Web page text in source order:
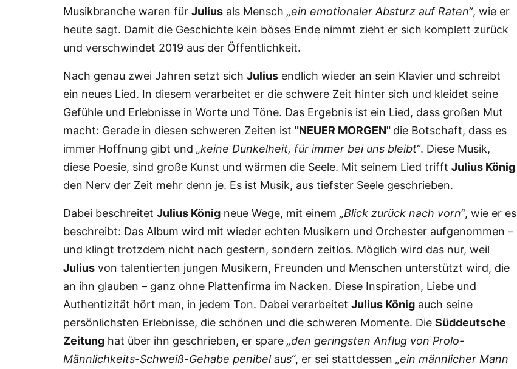
Musikbranche waren für Julius als Mensch „ein emotionaler Absturz auf Raten“, wie er
heute sagt. Damit die Geschichte kein böses Ende nimmt zieht er sich komplett zurück
und verschwindet 2019 aus der Öffentlichkeit.
Nach genau zwei Jahren setzt sich Julius endlich wieder an sein Klavier und schreibt
ein neues Lied. In diesem verarbeitet er die schwere Zeit hinter sich und kleidet seine
Gefühle und Erlebnisse in Worte und Töne. Das Ergebnis ist ein Lied, dass großen Mut
macht: Gerade in diesen schweren Zeiten ist "NEUER MORGEN" die Botschaft, dass es
immer Hoffnung gibt und „keine Dunkelheit, für immer bei uns bleibt“. Diese Musik,
diese Poesie, sind große Kunst und wärmen die Seele. Mit seinem Lied trifft Julius König
den Nerv der Zeit mehr denn je. Es ist Musik, aus tiefster Seele geschrieben.
Dabei beschreitet Julius König neue Wege, mit einem „Blick zurück nach vorn“, wie er es
beschreibt: Das Album wird mit wieder echten Musikern und Orchester aufgenommen –
und klingt trotzdem nicht nach gestern, sondern zeitlos. Möglich wird das nur, weil
Julius von talentierten jungen Musikern, Freunden und Menschen unterstützt wird, die
an ihn glauben – ganz ohne Plattenfirma im Nacken. Diese Inspiration, Liebe und
Authentizität hört man, in jedem Ton. Dabei verarbeitet Julius König auch seine
persönlichsten Erlebnisse, die schönen und die schweren Momente. Die Süddeutsche
Zeitung hat über ihn geschrieben, er spare „den geringsten Anflug von Prolo-
Männlichkeits-Schweiß-Gehabe penibel aus“, er sei stattdessen „ein männlicher Mann